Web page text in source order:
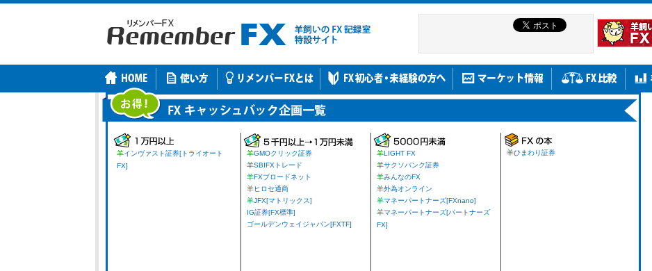
羊インヴァスト証券[トライオート
FX]
羊GMOクリック証券
羊SBIFXトレード
羊FXブロードネット
羊ヒロセ通商
羊JFX[マトリックス]
IG証券[FX標準]
ゴールデンウェイジャパン[FXTF]
羊LIGHT FX
羊サクソバンク証券
羊みんなのFX
羊外為オンライン
羊マネーパートナーズ[FXnano]
羊マネーパートナーズ[パートナーズ
FX]
羊ひまわり証券